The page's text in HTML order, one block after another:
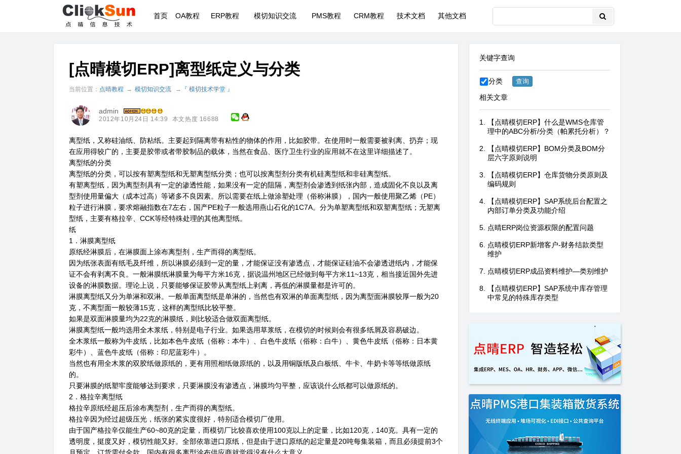
首页 OA教程 ERP教程 模切知识交流 PMS教程 CRM教程 技术文档 其他文档
[点晴模切ERP]离型纸定义与分类
当前位置： 点晴教程 → 模切知识交流 → 『 模切技术学堂 』
admin
2012年10月24日 14:39 本文热度 16688
离型纸，又称硅油纸、防粘纸。主要起到隔离带有粘性的物体的作用，比如胶带。在使用时一般需要被剥离、扔弃；现
在应用得较广的，主要是胶带或者带胶制品的载体，当然在食品、医疗卫生行业的应用就不在这里详细描述了。
离型纸的分类
离型纸的分类，可以按有塑离型纸和无塑离型纸分类；也可以按离型剂分类有机硅离型纸和非硅离型纸。
有塑离型纸，因为离型剂具有一定的渗透性能，如果没有一定的阻隔，离型剂会渗透到纸张内部，造成固化不良以及离
型剂使用量偏大（成本过高）等诸多不良因素。所以需要在纸上做涂塑处理（俗称淋膜），国内一般使用聚乙烯（PE）
粒子进行淋膜，要求熔融指数在7左右，国产PE粒子一般选用燕山石化的1C7A。分为单塑离型纸和双塑离型纸；无塑离
型纸，主要有格拉辛、CCK等经特殊处理的其他离型纸。
纸
1．淋膜离型纸
原纸经淋膜后，在淋膜面上涂布离型剂，生产而得的离型纸。
因为纸张表面有纸毛及纤维，所以淋膜必须到一定的量，才能保证没有渗透点，才能保证硅油不会渗透进纸内，才能保
证不会有剥离不良。一般淋膜纸淋膜量为每平方米16克，据说温州地区已经做到每平方米11~13克，相当接近国外先进
设备的淋膜数据。理论上说，只要能够保证胶带从离型纸上剥离，再低的淋膜量都是许可的。
淋膜离型纸又分为单淋和双淋。一般单面离型纸是单淋的，当然也有双淋的单面离型纸，因为离型面淋膜较厚一般为20
克，不离型面一般较薄15克，这样的离型纸比较平整。
如果是双面淋膜量均为22克的淋膜纸，则比较适合做双面离型纸。
淋膜离型纸一般均选用全木浆纸，特别是电子行业。如果选用草浆纸，在模切的时候则会有很多纸屑及容易破边。
全木浆纸一般称为牛皮纸，比如本色牛皮纸（俗称：本牛）、白色牛皮纸（俗称：白牛）、黄色牛皮纸（俗称：日本黄
彩牛）、蓝色牛皮纸（俗称：印尼蓝彩牛）。
当然也有用全木浆的双胶纸做原纸的，更有用照相纸做原纸的，以及用铜版纸及白板纸、牛卡、牛奶卡等等纸做原纸
的。
只要淋膜的纸塑牢度能够达到要求，只要淋膜没有渗透点，淋膜均匀平整，应该说什么纸都可以做原纸的。
2．格拉辛离型纸
格拉辛原纸经超压后涂布离型剂，生产而得的离型纸。
格拉辛因为经过超级压光，纸张的紧实度很好，特别适合模切厂使用。
由于国产格拉辛仅能生产60~80克的定量，而模切厂比较喜欢使用100克以上的定量，比如120克，140克。具有一定的
透明度，挺度又好，模切性能又好。全部依靠进口原纸，但是由于进口原纸的起定量是20吨每集装箱，而且必须提前3个
关键字查询
分类
相关文章
【点晴模切ERP】什么是WMS仓库管
理中的ABC分析/分类（帕累托分析）？
【点晴模切ERP】BOM分类及BOM分
层六字原则说明
【点晴模切ERP】仓库货物分类原则及
编码规则
【点晴模切ERP】SAP系统后台配置之
内部订单分类及功能介绍
点晴ERP岗位资源权限的配置问题
点晴模切ERP新增客户-财务结款类型
维护
点晴模切ERP成品资料维护—类别维护
【点晴模切ERP】SAP系统中库存管理
中常见的特殊库存类型